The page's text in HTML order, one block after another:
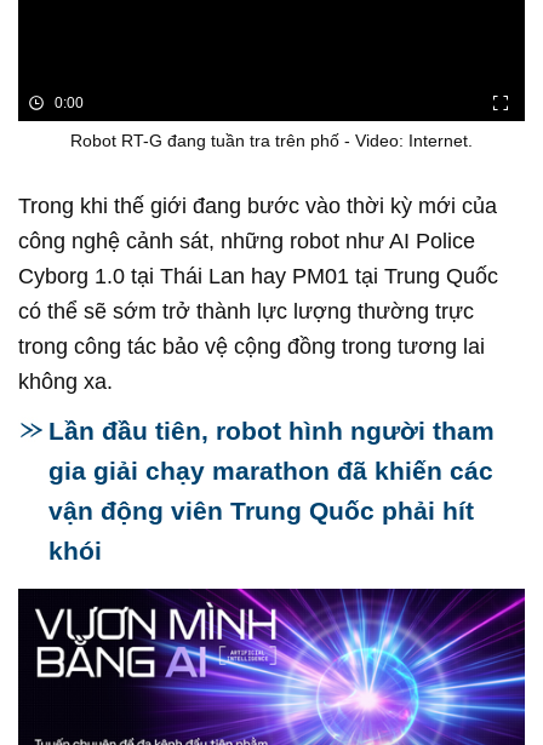
0:00
Robot RT-G đang tuần tra trên phố - Video: Internet.
Trong khi thế giới đang bước vào thời kỳ mới của
công nghệ cảnh sát, những robot như AI Police
Cyborg 1.0 tại Thái Lan hay PM01 tại Trung Quốc
có thể sẽ sớm trở thành lực lượng thường trực
trong công tác bảo vệ cộng đồng trong tương lai
không xa.
Lần đầu tiên, robot hình người tham
gia giải chạy marathon đã khiến các
vận động viên Trung Quốc phải hít
khói